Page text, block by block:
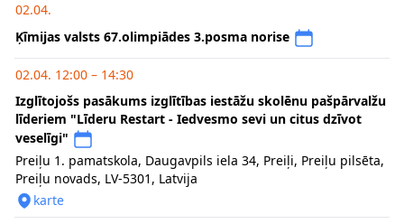
02.04.
Ķīmijas valsts 67.olimpiādes 3.posma norise
02.04. 12:00 – 14:30
Izglītojošs pasākums izglītības iestāžu skolēnu pašpārvalžu
līderiem "Līderu Restart - Iedvesmo sevi un citus dzīvot
veselīgi"
Preiļu 1. pamatskola, Daugavpils iela 34, Preiļi, Preiļu pilsēta,
Preiļu novads, LV-5301, Latvija
karte